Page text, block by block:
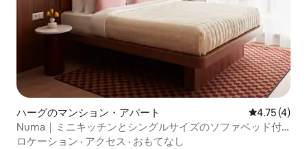
ハーグのマンション・アパート レビュー4
4.75 (4)
Numa｜ミニキッチンとシングルサイズのソファベッド付
きのXLサイズのスタジオ
ロケーション · アクセス · おもてなし